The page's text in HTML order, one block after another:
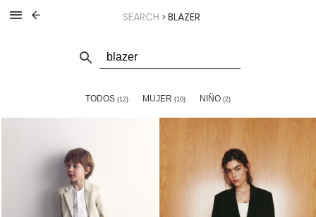
SEARCH > BLAZER
TODOS (12) MUJER (10) NIÑO (2)